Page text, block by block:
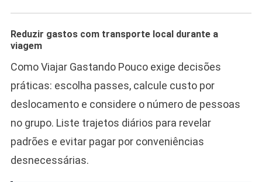
Reduzir gastos com transporte local durante a
viagem
Como Viajar Gastando Pouco exige decisões
práticas: escolha passes, calcule custo por
deslocamento e considere o número de pessoas
no grupo. Liste trajetos diários para revelar
padrões e evitar pagar por conveniências
desnecessárias.